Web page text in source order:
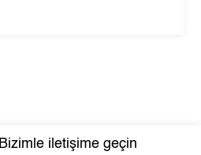
Bizimle iletişime geçin